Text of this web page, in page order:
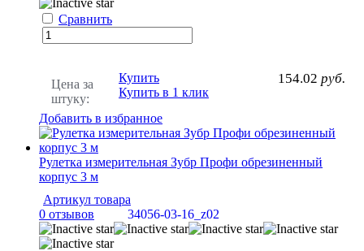
Сравнить
Цена за
штуку:
154.02 руб.
Купить
Купить в 1 клик
Добавить в избранное
Рулетка измерительная Зубр Профи обрезиненный
корпус 3 м
Артикул товара
34056-03-16_z02
0 отзывов